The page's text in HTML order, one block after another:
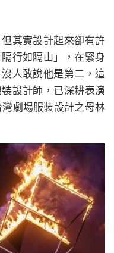
其實設計起來卻有許
行如隔山」，在緊身
人敢說他是第二，這
設計師，已深耕表演
劇場服裝設計之母林
年台北世大運服裝暨
裝週SS19開幕式表演
聊聊時尚迷們較為陌